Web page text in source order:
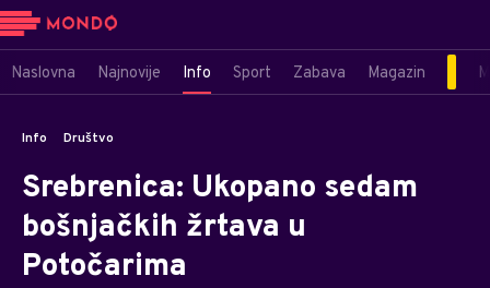
Naslovna Najnovije Info Sport Zabava Magazin
Info Društvo
Srebrenica: Ukopano sedam
bošnjačkih žrtava u
Potočarima